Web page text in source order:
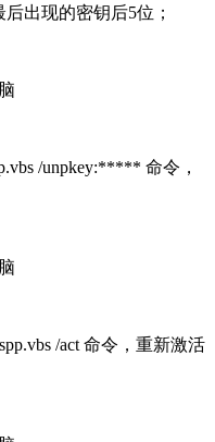
出现的密钥后5位；
/unpkey:***** 命令，
/act 命令，重新激活